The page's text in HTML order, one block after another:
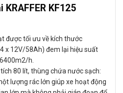
KF125
được tối ưu về kích thước
x 12V/58Ah) đem lại hiệu suất
h.
80 lít, thùng chứa nước sạch:
lượng rác lớn giúp xe hoạt động